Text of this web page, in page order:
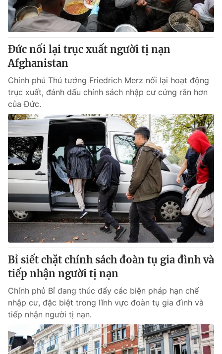
Đức nối lại trục xuất người tị nạn
Afghanistan
Chính phủ Thủ tướng Friedrich Merz nối lại hoạt động
trục xuất, đánh dấu chính sách nhập cư cứng rắn hơn
của Đức.
Bỉ siết chặt chính sách đoàn tụ gia đình và
tiếp nhận người tị nạn
Chính phủ Bỉ đang thúc đẩy các biện pháp hạn chế
nhập cư, đặc biệt trong lĩnh vực đoàn tụ gia đình và
tiếp nhận người tị nạn.